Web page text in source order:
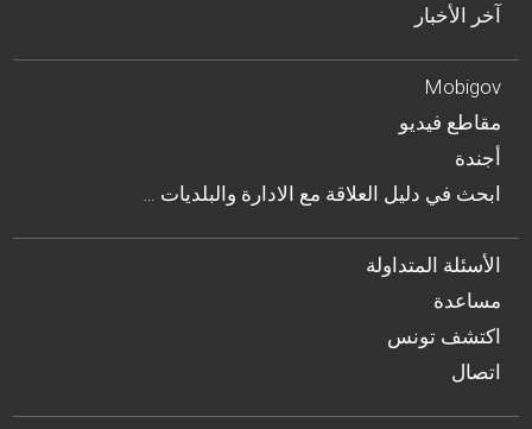
آخر الأخبار
Mobigov
مقاطع فيديو
أجندة
… ابحث في دليل العلاقة مع الادارة والبلديات
الأسئلة المتداولة
مساعدة
اكتشف تونس
اتصال